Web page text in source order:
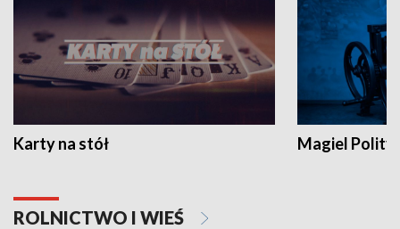
Karty na stół Magiel
ROLNICTWO I WIEŚ